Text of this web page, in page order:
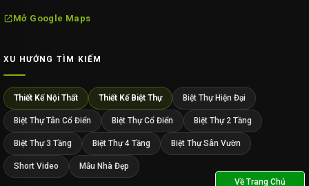
Mở Google Maps
XU HƯỚNG TÌM KIẾM
Thiết Kế Nội Thất Thiết Kế Biệt Thự Biệt Thự Hiện Đại
Biệt Thự Tân Cổ Điển Biệt Thự Cổ Điển Biệt Thự 2 Tầng
Biệt Thự 3 Tầng Biệt Thự 4 Tầng Biệt Thự Sân Vườn
Short Video Mẫu Nhà Đẹp